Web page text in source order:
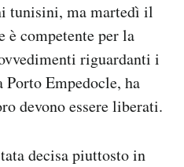
tunisini, ma martedì il
è competente per la
riguardanti i
Empedocle, ha
devono essere liberati.
decisa piuttosto in